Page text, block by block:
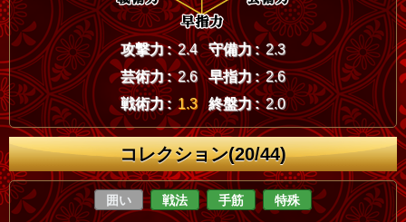
攻撃力 : 2.4 守備力 : 2.3
芸術力 : 2.6 早指力 : 2.6
戦術力 : 1.3 終盤力 : 2.0
コレクション(20/44)
囲い 戦法 手筋 特殊